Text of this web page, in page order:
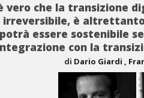
vero che la transizione
irreversibile, è
potrà essere sostenibile
con la
di Dario Giardi ,